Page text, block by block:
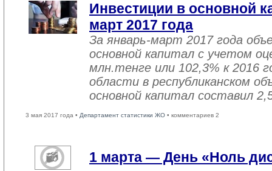
Инвестиции в основной
март 2017 года
За январь-март 2017 года
основной капитал с учетом
млн.тенге или 102,3% к 2016
области в республиканском
основной капитал составил
3 мая 2017 года • Департамент статистики ЖО • комментариев 2
1 марта — День «Ноль